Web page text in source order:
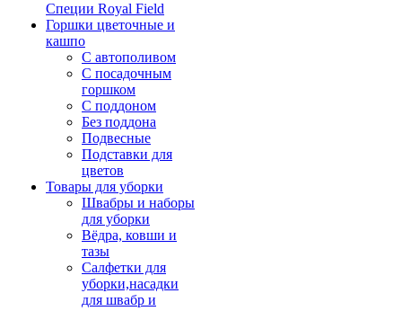
Специи Royal Field
Горшки цветочные и
кашпо
С автополивом
С посадочным
горшком
С поддоном
Без поддона
Подвесные
Подставки для
цветов
Товары для уборки
Швабры и наборы
для уборки
Вёдра, ковши и
тазы
Салфетки для
уборки,насадки
для швабр и